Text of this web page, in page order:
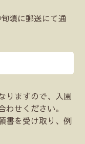
頃に郵送にて通
りますので、入園
せください。
書を受け取り、例